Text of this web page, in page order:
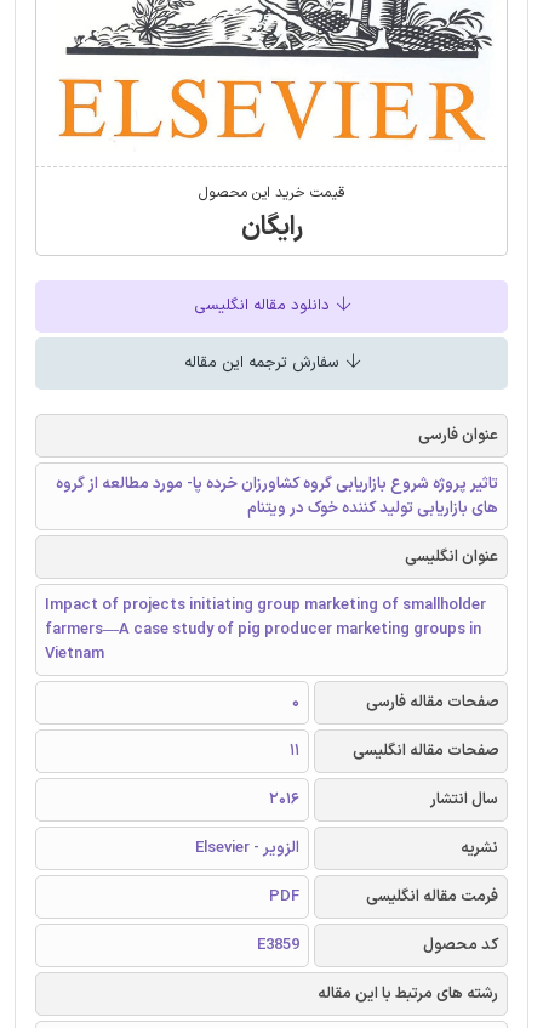
قیمت خرید این محصول
رایگان
دانلود مقاله انگلیسی
سفارش ترجمه این مقاله
عنوان فارسی
تاثیر پروژه شروع بازاریابی گروه کشاورزان خرده پا- مورد مطالعه از گروه
های بازاریابی تولید کننده خوک در ویتنام
عنوان انگلیسی
Impact of projects initiating group marketing of smallholder
farmers—A case study of pig producer marketing groups in
Vietnam
صفحات مقاله فارسی
0
صفحات مقاله انگلیسی
11
سال انتشار
2016
نشریه
الزویر - Elsevier
فرمت مقاله انگلیسی
PDF
کد محصول
E3859
رشته های مرتبط با این مقاله